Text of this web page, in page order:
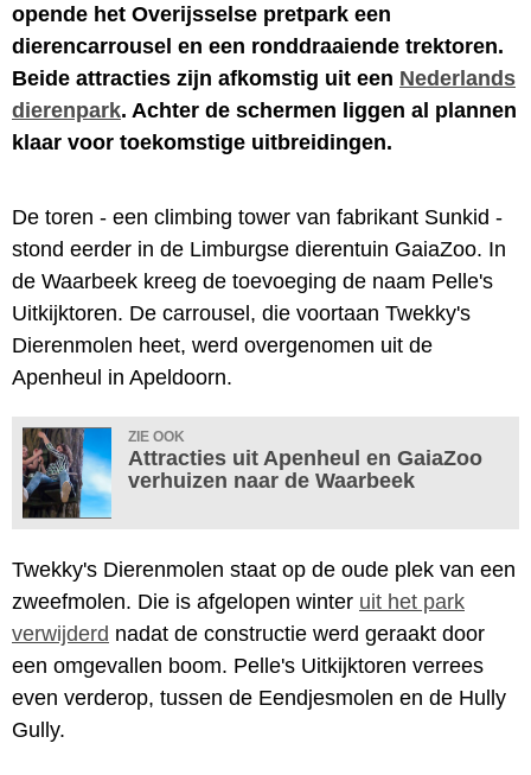
opende het Overijsselse pretpark een
dierencarrousel en een ronddraaiende trektoren.
Beide attracties zijn afkomstig uit een Nederlands
dierenpark. Achter de schermen liggen al plannen
klaar voor toekomstige uitbreidingen.
De toren - een climbing tower van fabrikant Sunkid -
stond eerder in de Limburgse dierentuin GaiaZoo. In
de Waarbeek kreeg de toevoeging de naam Pelle's
Uitkijktoren. De carrousel, die voortaan Twekky's
Dierenmolen heet, werd overgenomen uit de
Apenheul in Apeldoorn.
ZIE OOK
Attracties uit Apenheul en GaiaZoo
verhuizen naar de Waarbeek
Twekky's Dierenmolen staat op de oude plek van een
zweefmolen. Die is afgelopen winter uit het park
verwijderd nadat de constructie werd geraakt door
een omgevallen boom. Pelle's Uitkijktoren verrees
even verderop, tussen de Eendjesmolen en de Hully
Gully.